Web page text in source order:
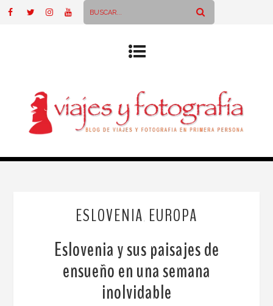
ESLOVENIA EUROPA
Eslovenia y sus paisajes de
ensueño en una semana
inolvidable